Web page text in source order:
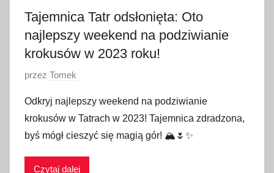
Tajemnica Tatr odsłonięta: Oto
najlepszy weekend na podziwianie
krokusów w 2023 roku!
O
u
b
l
i
przez Tomek
Odkryj najlepszy weekend na podziwianie
krokusów w Tatrach w 2023! Tajemnica zdradzona,
byś mógł cieszyć się magią gór! 🏔🌷✨
Czytaj dalej